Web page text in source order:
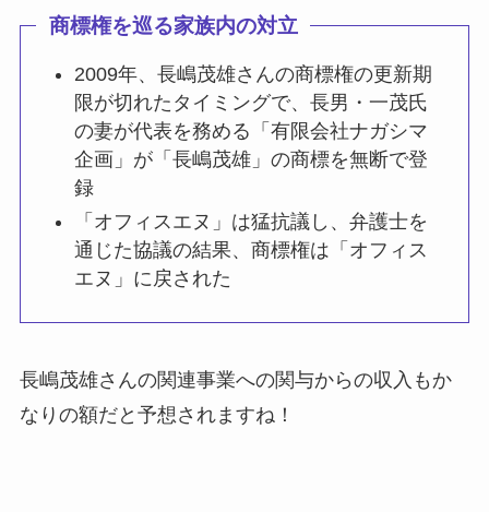
商標権を巡る家族内の対立
2009年、長嶋茂雄さんの商標権の更新期
限が切れたタイミングで、長男・一茂氏
の妻が代表を務める「有限会社ナガシマ
企画」が「長嶋茂雄」の商標を無断で登
録
「オフィスエヌ」は猛抗議し、弁護士を
通じた協議の結果、商標権は「オフィス
エヌ」に戻された
長嶋茂雄さんの関連事業への関与からの収入もか
なりの額だと予想されますね！